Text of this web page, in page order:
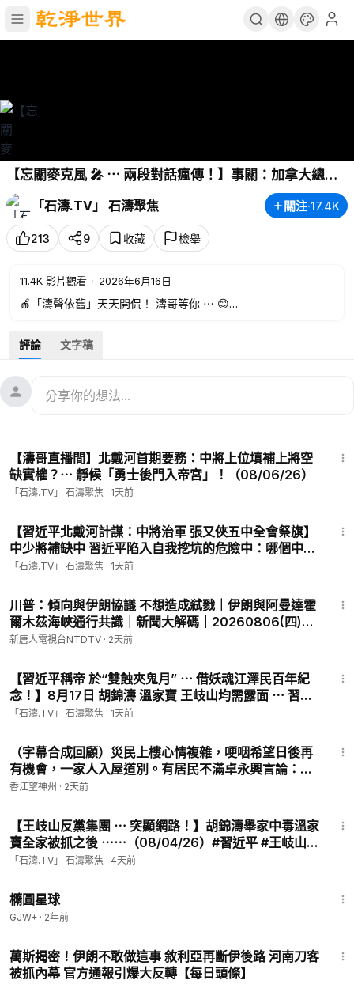
【忘關麥克風 🎤 ⋯ 兩段對話瘋傳！】事關：加拿大總理
向川普出賣中共國 馬卡龍與澤連斯基 讓我們想辦法對付
“川普太麻煩！”（06/16/26）
#iran
「石濤.TV」 石濤聚焦 關注·17.4K
213 9 收藏 檢舉
11.4K 影片觀看 · 2026年6月16日
🍎「濤聲依舊」天天開侃！ 濤哥等你 ⋯ 😊
🍏 直播很棒 👍 ⋯ 1杯咖啡 打個賞👇 點擊
https://www.paypal.me/Percestudio
石濤賬號：
評論 文字稿
【濤哥直播間】北戴河首期要務：中將上位填補上將空
缺實權？⋯ 靜候「勇士後門入帝宮」！（08/06/26）
「石濤.TV」 石濤聚焦 · 1天前
【習近平北戴河計謀：中將治軍 張又俠五中全會祭旗】
中少將補缺中 習近平陷入自我挖坑的危險中：哪個中少
將不怕他 不恨他？！（08/06/26）#習近平 #北戴河
「石濤.TV」 石濤聚焦 · 1天前
川普：傾向與伊朗協議 不想造成弒戮｜伊朗與阿曼達霍
爾木茲海峽通行共識｜新聞大解碼｜20260806(四)｜
新唐人電視台
新唐人電視台NTDTV · 2天前
【習近平稱帝 於“雙蝕夾鬼月” ⋯ 借妖魂江澤民百年紀
念！】8月17日 胡錦濤 溫家寶 王岐山均需露面 ⋯ 習近
平-“天下無敵”以示天下！（08/07/26）#習近平
「石濤.TV」 石濤聚焦 · 1天前
（字幕合成回顧）災民上樓心情複雜，哽咽希望日後再
有機會，一家人入屋道別。有居民不滿卓永興言論：如
果佢間屋燒咗，係咪可以咁決絕斷捨離？（2026.4.24
香江望神州 · 2天前
【王岐山反黨集團 ⋯ 突顯網路！】胡錦濤舉家中毒溫家
寶全家被抓之後 ⋯⋯（08/04/26）#習近平 #王岐山 #
北戴河
「石濤.TV」 石濤聚焦 · 4天前
橢圓星球
GJW+ · 2年前
萬斯揭密！伊朗不敢做這事 敘利亞再斷伊後路 河南刀客
被抓內幕 官方通報引爆大反轉【每日頭條】